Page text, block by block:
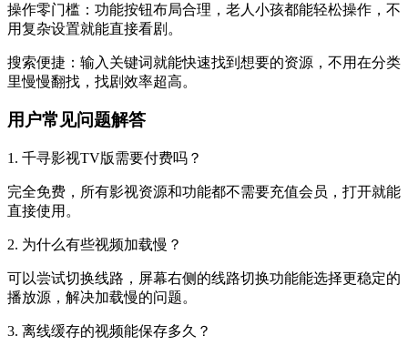
操作零门槛：功能按钮布局合理，老人小孩都能轻松操作，不
用复杂设置就能直接看剧。
搜索便捷：输入关键词就能快速找到想要的资源，不用在分类
里慢慢翻找，找剧效率超高。
用户常见问题解答
1. 千寻影视TV版需要付费吗？
完全免费，所有影视资源和功能都不需要充值会员，打开就能
直接使用。
2. 为什么有些视频加载慢？
可以尝试切换线路，屏幕右侧的线路切换功能能选择更稳定的
播放源，解决加载慢的问题。
3. 离线缓存的视频能保存多久？